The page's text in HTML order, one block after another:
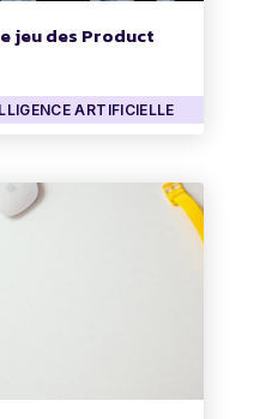
jeu des Product
ARTIFICIELLE